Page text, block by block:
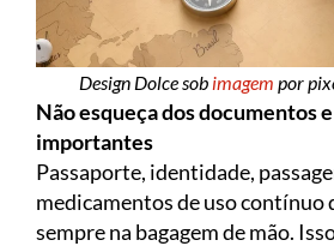
Design Dolce sob imagem por
Não esqueça dos documentos
importantes
Passaporte, identidade,
medicamentos de uso contínuo
sempre na bagagem de mão.